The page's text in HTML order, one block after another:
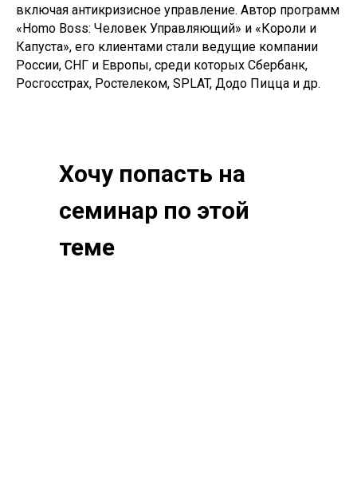
включая антикризисное управление. Автор программ
«Homo Boss: Человек Управляющий» и «Короли и
Капуста», его клиентами стали ведущие компании
России, СНГ и Европы, среди которых Сбербанк,
Росгосстрах, Ростелеком, SPLAT, Додо Пицца и др.
Хочу попасть на
семинар по этой
теме
Хочу попасть